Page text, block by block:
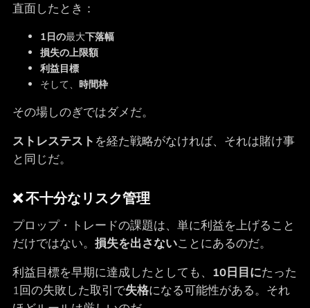
直面したとき：
1日の最大下落幅
損失の上限額
利益目標
そして、 時間枠
その場しのぎではダメだ。
ストレステスト を経た戦略がなければ、それは賭け事
と同じだ。
❌ 不十分なリスク管理
プロップ・トレードの課題は、単に利益を上げること
だけではない。 損失を出さないことにあるのだ。
利益目標を早期に達成したとしても、 10日目にたった
1回の失敗した取引で失格になる可能性がある。それ